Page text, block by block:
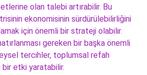
olan talebi artırabilir. Bu
ekonomisinin sürdürülebilirliğini
için önemli bir strateji olabilir.
gereken bir başka önemli
tercihler, toplumsal refah
etki yaratabilir.